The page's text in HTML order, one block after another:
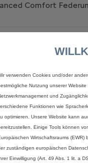
Comfort
(Typ 2)
7,4kW 1 phasig
in Schwarz,
Schwarz, glänzend
Schwarz
in glänzend
verwenden Cookies und/oder
Nutzung unserer
und
Funktionen wie
optimieren. Unsere Website kann
Einige Tools können
Wirtschaftsraums
zuständigen europäischen
Einwilligung (Art. 49 Abs. 1 lit. a